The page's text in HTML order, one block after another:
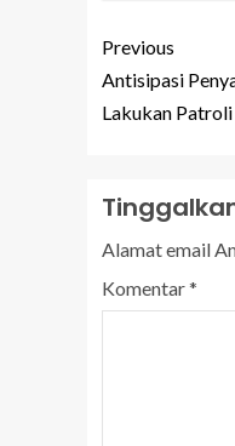
Previous
Antisipasi
Lakukan
Alamat email
Komentar*